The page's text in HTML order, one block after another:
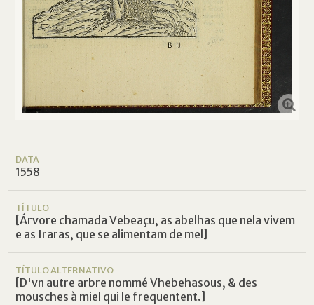
DATA
1558
TÍTULO
[Árvore chamada Vebeaçu, as abelhas que nela vivem
e as Iraras, que se alimentam de mel]
TÍTULO ALTERNATIVO
[D'vn autre arbre nommé Vhebehasous, & des
mousches à miel qui le frequentent.]